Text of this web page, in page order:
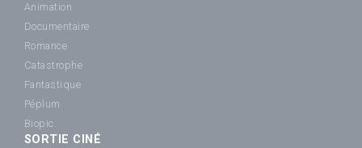
Animation
Documentaire
Romance
Catastrophe
Fantastique
Péplum
Biopic
SORTIE CINÉ